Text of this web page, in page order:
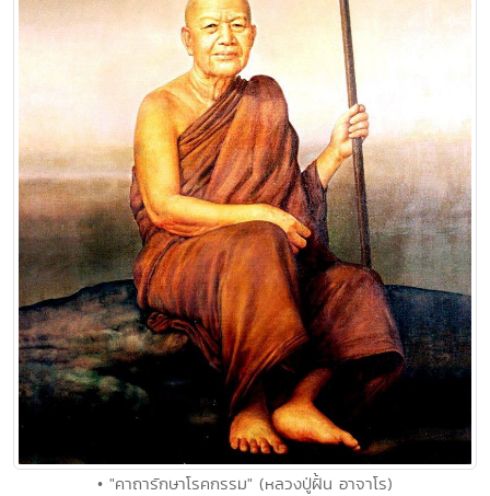
• "คาถารักษาโรคกรรม" (หลวงปู่ฝั้น อาจาโร)